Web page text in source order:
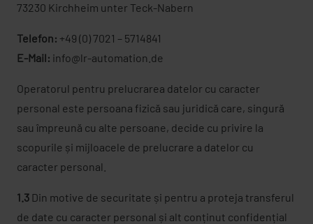
73230 Kirchheim unter Teck-Nabern
Telefon: +49 (0) 7021 – 5714841
E-Mail: info@lr-automation.de
Operatorul pentru prelucrarea datelor cu caracter
personal este persoana fizică sau juridică care, singură
sau împreună cu alte persoane, decide cu privire la
scopurile și mijloacele de prelucrare a datelor cu
caracter personal.
1.3 Din motive de securitate și pentru a proteja transferul
de date cu caracter personal și alt conținut confidențial